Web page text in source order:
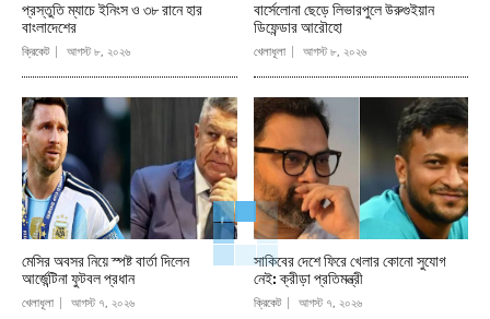
প্রস্তুতি ম্যাচে ইনিংস ও ৩৮ রানে হার
বাংলাদেশের
ক্রিকেট আগস্ট ৮, ২০২৬
বার্সেলোনা ছেড়ে লিভারপুলে উরুগুইয়ান
ডিফেন্ডার আরৌহো
খেলাধূলা আগস্ট ৮, ২০২৬
মেসির অবসর নিয়ে স্পষ্ট বার্তা দিলেন
আর্জেন্টিনা ফুটবল প্রধান
খেলাধূলা আগস্ট ৭, ২০২৬
সাকিবের দেশে ফিরে খেলার কোনো সুযোগ
নেই: ক্রীড়া প্রতিমন্ত্রী
ক্রিকেট আগস্ট ৭, ২০২৬